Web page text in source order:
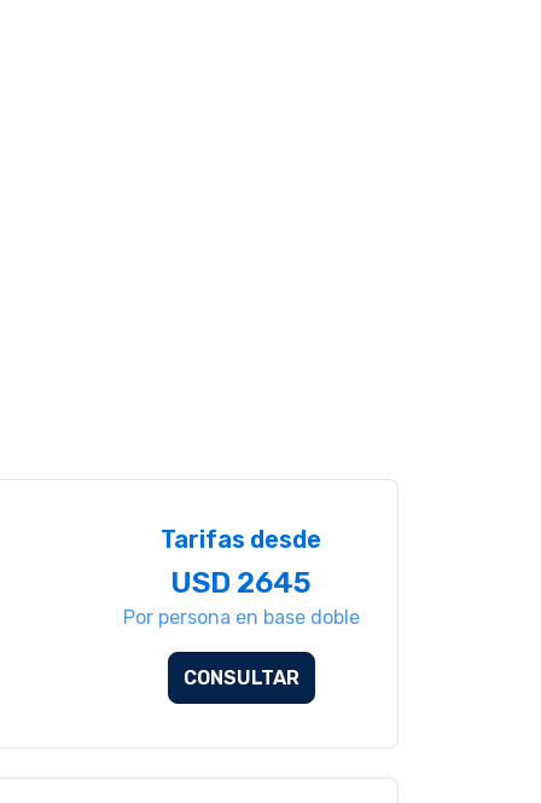
Tarifas desde
USD 2645
Por persona en base doble
CONSULTAR